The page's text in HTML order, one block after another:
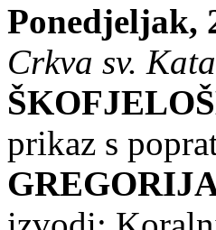
Ponedjeljak,
Crkva sv.
prikaz s